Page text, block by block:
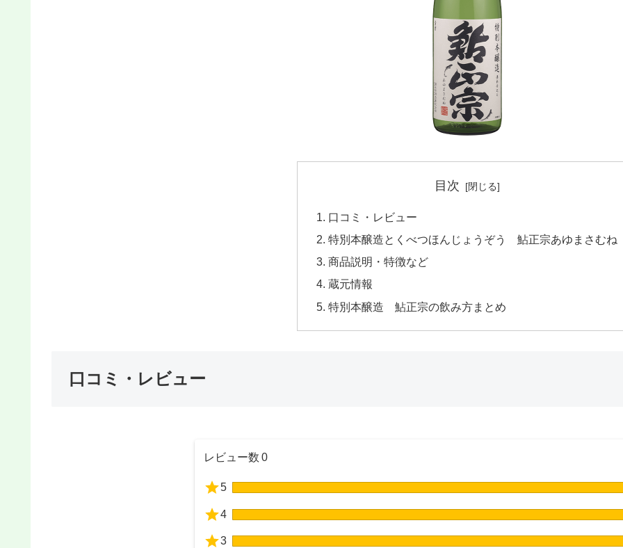
目次
口コミ・レビュー
特別本醸造とくべつほんじょうぞう 鮎正宗あゆまさむね
商品説明・特徴など
蔵元情報
特別本醸造 鮎正宗の飲み方まとめ
口コミ・レビュー
レビュー数 0
5
4
3